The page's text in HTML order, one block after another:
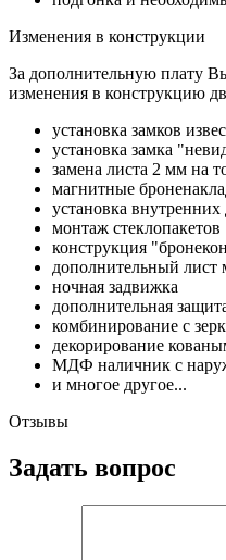
Изменения в конструкции
За дополнительную плату
изменения в конструкцию
установка замков
установка замка
замена листа 2 мм на
магнитные
установка
монтаж стеклопакетов
конструкция
дополнительный лист
ночная задвижка
дополнительная
комбинирование с
декорирование
МДФ наличник с
и многое другое...
Отзывы
Задать вопрос